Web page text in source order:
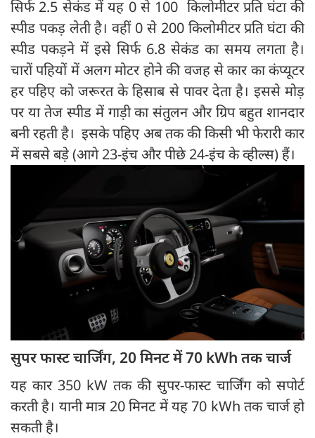
सिर्फ 2.5 सेकंड में यह 0 से 100 किलोमीटर प्रति घंटा की
स्पीड पकड़ लेती है। वहीं 0 से 200 किलोमीटर प्रति घंटा की
स्पीड पकड़ने में इसे सिर्फ 6.8 सेकंड का समय लगता है।
चारों पहियों में अलग मोटर होने की वजह से कार का कंप्यूटर
हर पहिए को जरूरत के हिसाब से पावर देता है। इससे मोड़
पर या तेज स्पीड में गाड़ी का संतुलन और ग्रिप बहुत शानदार
बनी रहती है। इसके पहिए अब तक की किसी भी फेरारी कार
में सबसे बड़े (आगे 23-इंच और पीछे 24-इंच के व्हील्स) हैं।
सुपर फास्ट चार्जिंग, 20 मिनट में 70 kWh तक चार्ज
यह कार 350 kW तक की सुपर-फास्ट चार्जिंग को सपोर्ट
करती है। यानी मात्र 20 मिनट में यह 70 kWh तक चार्ज हो
सकती है।